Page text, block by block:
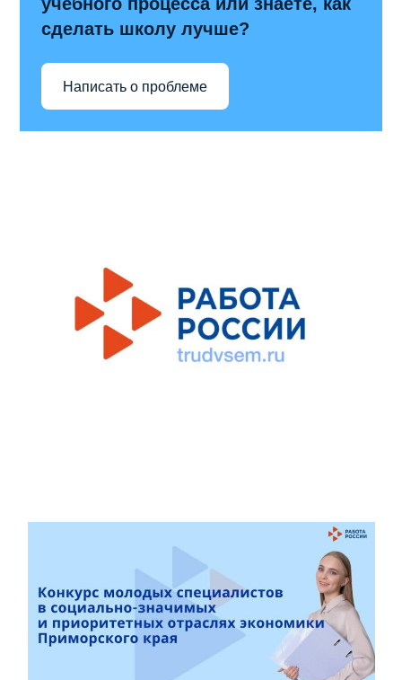
учебного процесса или знаете, как
сделать школу лучше?
Написать о проблеме